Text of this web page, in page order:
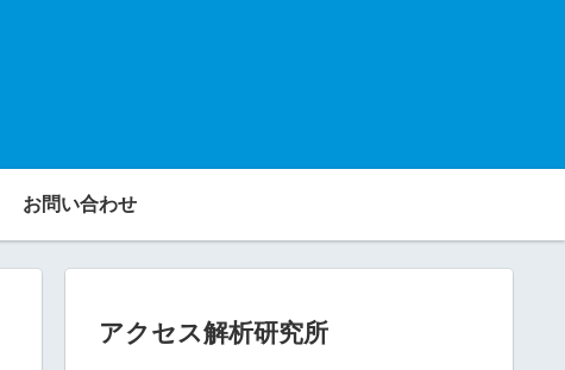
お問い合わせ
アクセス解析研究所